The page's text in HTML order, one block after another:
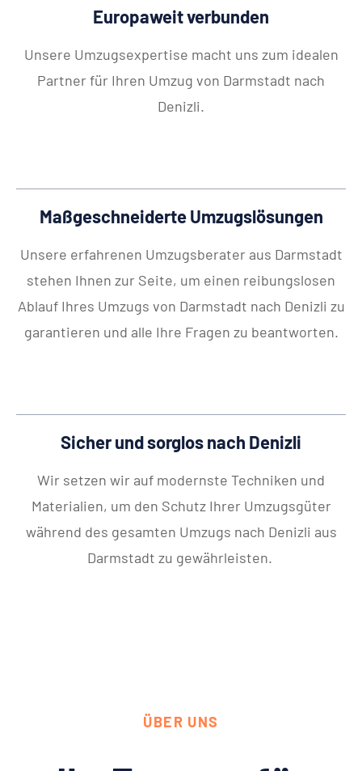
Europaweit verbunden
Unsere Umzugsexpertise macht uns zum idealen
Partner für Ihren Umzug von Darmstadt nach
Denizli.
Maßgeschneiderte Umzugslösungen
Unsere erfahrenen Umzugsberater aus Darmstadt
stehen Ihnen zur Seite, um einen reibungslosen
Ablauf Ihres Umzugs von Darmstadt nach Denizli zu
garantieren und alle Ihre Fragen zu beantworten.
Sicher und sorglos nach Denizli
Wir setzen wir auf modernste Techniken und
Materialien, um den Schutz Ihrer Umzugsgüter
während des gesamten Umzugs nach Denizli aus
Darmstadt zu gewährleisten.
ÜBER UNS